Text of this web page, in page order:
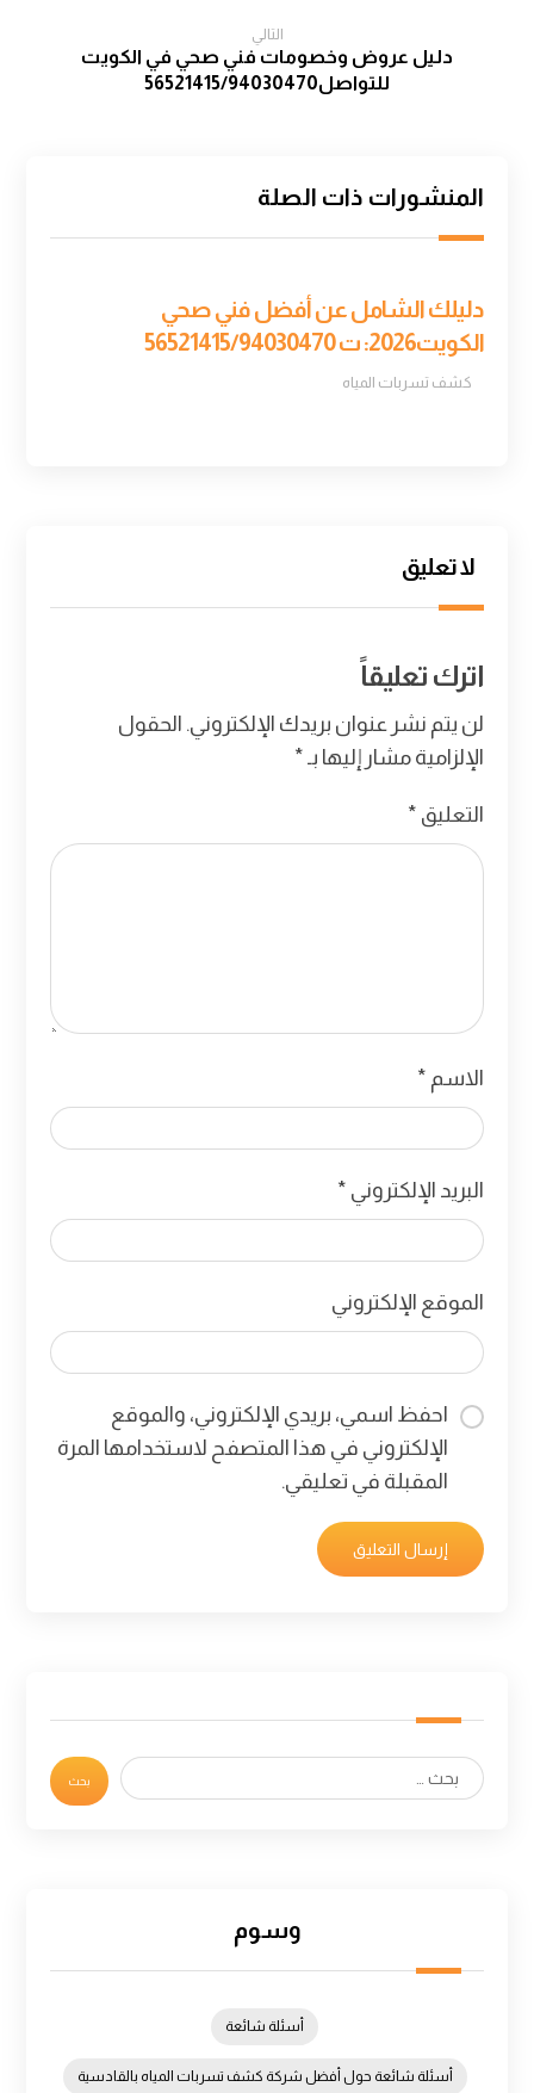
التالي
دليل عروض وخصومات فني صحي في الكويت
للتواصل56521415/94030470
المنشورات ذات الصلة
دليلك الشامل عن أفضل فني صحي
الكويت2026: ت 56521415/94030470
كشف تسربات المياه
لا تعليق
اترك تعليقاً
لن يتم نشر عنوان بريدك الإلكتروني. الحقول
الإلزامية مشار إليها بـ *
التعليق *
الاسم *
البريد الإلكتروني *
الموقع الإلكتروني
احفظ اسمي، بريدي الإلكتروني، والموقع
الإلكتروني في هذا المتصفح لاستخدامها المرة
المقبلة في تعليقي.
وسوم
أسئلة شائعة
أسئلة شائعة حول أفضل شركة كشف تسربات المياه بالقادسية